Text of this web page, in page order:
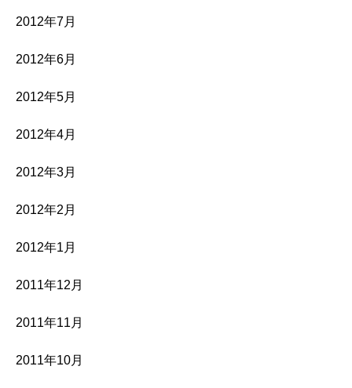
2012年7月
2012年6月
2012年5月
2012年4月
2012年3月
2012年2月
2012年1月
2011年12月
2011年11月
2011年10月